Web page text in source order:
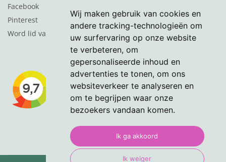
Wij maken gebruik van cookies en
andere tracking-technologieën om
uw surfervaring op onze website
te verbeteren, om
gepersonaliseerde inhoud en
advertenties te tonen, om ons
websiteverkeer te analyseren en
om te begrijpen waar onze
bezoekers vandaan komen.
Ik ga akkoord
Ik weiger
Facebook
Pinterest
Word lid van de nieuwsbrief